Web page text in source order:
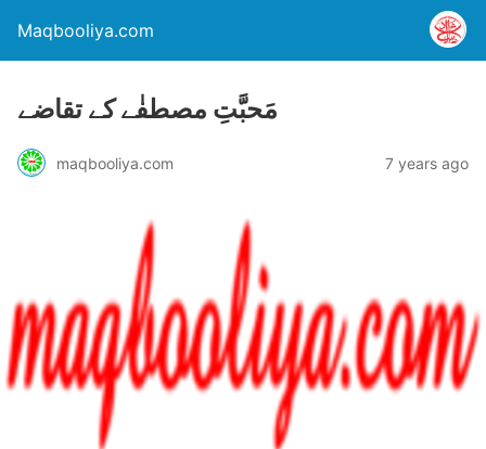
Maqbooliya.com
مَحبَّتِ مصطفٰے کے تقاضے
maqbooliya.com 7 years ago